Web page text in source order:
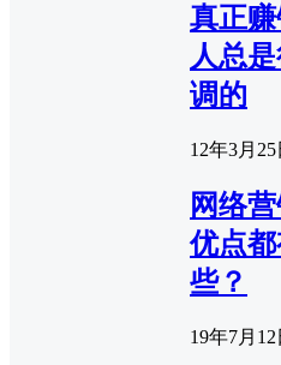
真正
人总
调的
12年3月25
网络
优点
些？
19年7月12